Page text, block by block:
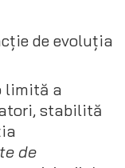
de evoluția
limită a
stabilită
de